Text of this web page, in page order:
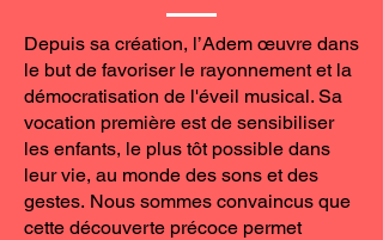
Depuis sa création, l’Adem œuvre dans
le but de favoriser le rayonnement et la
démocratisation de l'éveil musical. Sa
vocation première est de sensibiliser
les enfants, le plus tôt possible dans
leur vie, au monde des sons et des
gestes. Nous sommes convaincus que
cette découverte précoce permet